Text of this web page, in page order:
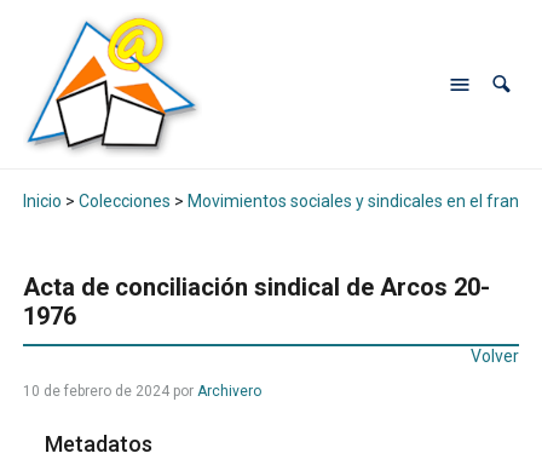
Inicio > Colecciones > Movimientos sociales y sindicales en el
Acta de conciliación sindical de Arcos 20-
1976
Volver
10 de febrero de 2024por Archivero
Metadatos